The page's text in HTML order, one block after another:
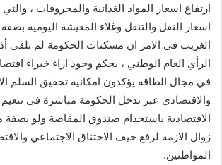
ارتفاع اسعار المواد الغذائية والمحروقات ، والتي
اسعار النقل والتنقل وغلاء المعيشة اليومية
الغريب في الامر ان مسكنات الحكومة لم تلقى
الرأي العام الوطني ، بحكم وجود اراء خبراء
في مجال الطاقة يؤكدون امكانية تحقيق السلم
والاقتصادي عبر تدخل الحكومة مباشرة في تنعيم
الاقتصادية باستخدام صندوق المقاصة ولو بصفة
زوال الازمة لرفع حيف الاختناق الاجتماعي
المواطنين.